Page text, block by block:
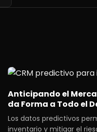
Anticipando el
da Forma a Todo el
Los datos predictivos
inventario y mitigar el